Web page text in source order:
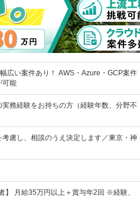
広い案件あり！ AWS・Azure・GCP案件
可能
務経験をお持ちの方（経験年数、分野不
慮し、相談のうえ決定します／東京・神
】 月給35万円以上＋賞与年2回 ※経験、